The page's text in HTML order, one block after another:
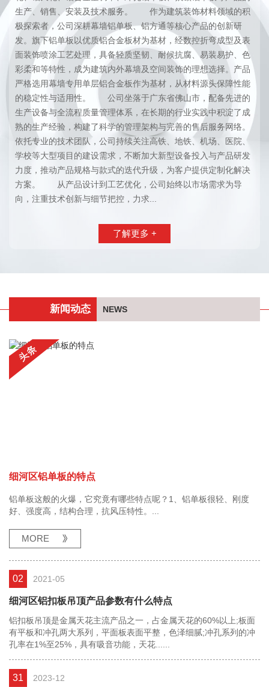
生产、销售、安装及技术服务。 作为建筑装饰材料领域的积
极探索者，公司深耕幕墙铝单板、铝方通等核心产品的创新研
发。旗下铝单板以优质铝合金板材为基材，经数控折弯成型及表
面装饰喷涂工艺处理，具备轻质坚韧、耐候抗腐、易装易护、色
彩柔和等特性，成为建筑内外幕墙及空间装饰的理想选择。产品
严格选用幕墙专用单层铝合金板作为基材，从材料源头保障性能
的稳定性与适用性。 公司坐落于广东省佛山市，配备先进的
生产设备与全流程质量管理体系，在长期的行业实践中积淀了成
熟的生产经验，构建了科学的管理架构与完善的售后服务网络。
依托专业的技术团队，公司持续关注高铁、地铁、机场、医院、
学校等大型项目的建设需求，不断加大新型设备投入与产品研发
力度，推动产品规格与款式的迭代升级，为客户提供定制化解决
方案。 从产品设计到工艺优化，公司始终以市场需求为导
向，注重技术创新与细节把控，力求...
了解更多 +
新闻动态 NEWS
细河区铝单板的特点
铝单板这般的火爆，它究竟有哪些特点呢？1、铝单板很轻、刚度
好、强度高，结构合理，抗风压特性。...
MORE
02 2021-05
细河区铝扣板吊顶产品参数有什么特点
铝扣板吊顶是金属天花主流产品之一，占金属天花的60%以上;板面
有平板和冲孔两大系列，平面板表面平整，色泽细腻;冲孔系列的冲
孔率在1%至25%，具有吸音功能，天花......
31 2023-12